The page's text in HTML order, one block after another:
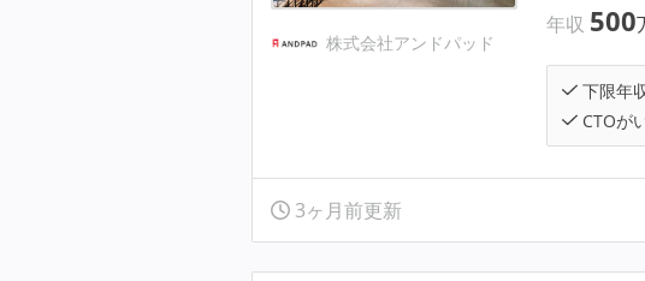
株式会社アンドパッド
年収 500
下限年
CTOが
3ヶ月前更新